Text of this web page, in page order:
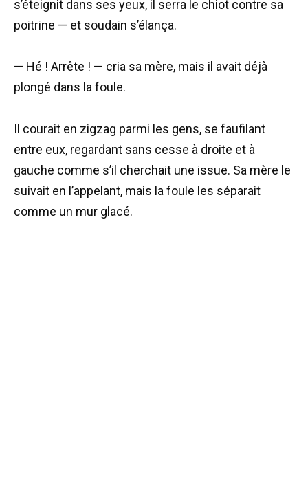
s’éteignit dans ses yeux, il serra le chiot contre sa
poitrine — et soudain s’élança.
— Hé ! Arrête ! — cria sa mère, mais il avait déjà
plongé dans la foule.
Il courait en zigzag parmi les gens, se faufilant
entre eux, regardant sans cesse à droite et à
gauche comme s’il cherchait une issue. Sa mère le
suivait en l’appelant, mais la foule les séparait
comme un mur glacé.